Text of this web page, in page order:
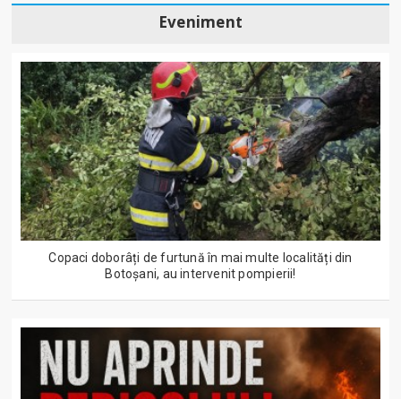
Eveniment
Copaci doborâți de furtună în mai multe localități din
Botoșani, au intervenit pompierii!